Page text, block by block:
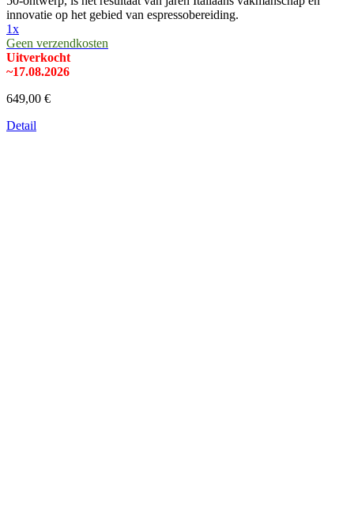
innovatie op het gebied van espressobereiding.
1x
Geen verzendkosten
Uitverkocht
~17.08.2026
649,00 €
Detail